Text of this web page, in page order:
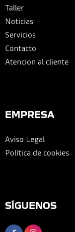
Taller
Noticias
Servicios
Contacto
Atencion al cliente
EMPRESA
Aviso Legal
Política de cookies
SÍGUENOS